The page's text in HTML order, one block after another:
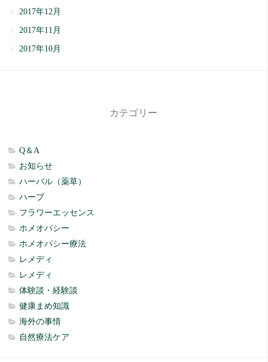
2017年12月
2017年11月
2017年10月
カテゴリー
Q＆A
お知らせ
ハーバル（薬草）
ハーブ
フラワーエッセンス
ホメオパシー
ホメオパシー療法
レメディ
レメディ
体験談・経験談
健康まめ知識
海外の事情
自然療法ケア